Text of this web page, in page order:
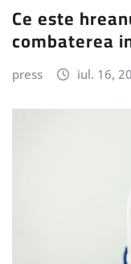
Ce este
combaterea
press iul. 16,